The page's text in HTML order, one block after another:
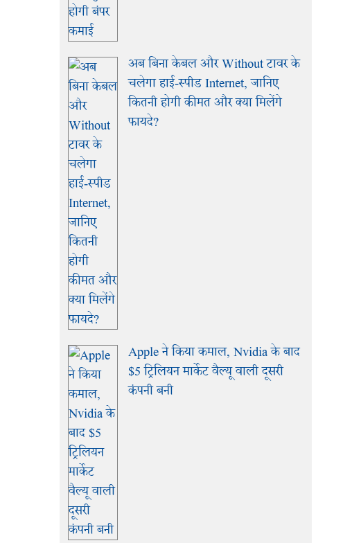
अब बिना केबल और Without टावर के
चलेगा हाई-स्पीड Internet, जानिए
कितनी होगी कीमत और क्या मिलेंगे
फायदे?
Apple ने किया कमाल, Nvidia के बाद
$5 ट्रिलियन मार्केट वैल्यू वाली दूसरी
कंपनी बनी